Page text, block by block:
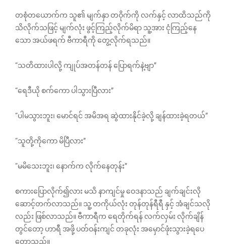
တစုံတယောက်က သူ၏ မျက်နှာ တဝိုက်ကို လက်နှင့် လာထိသည်ကို
သိလိုက်သဖြင့် မျက်လုံး ဖွင့်ကြည့်လိုက်မိရာ သူ့အား ငုံကြည့်နေ
သော အယ်ဖရက် ဗီကာရီကို တွေ့လိုက်ရသည်။
“သတိထားပါလို့ ကျုပ်အတန်တန် ပြောရက်နဲ့ဗျာ”
“ရေဒီယို စက်ကော ပါသွားပြီလား”
“ပါမသွားဘူး၊ မောင်ရင် အမိအရ ဆွဲထားနိုင်ခဲ့လို့ ချန်ထားခဲ့ရတယ်”
“သူတို့ကိုကော မိပြီလား”
“မမိသေးဘူး၊ နောက်က လိုက်နေတုန်း”
စကားပြောလိုက်၍လား မသိ နာကျင်မှု ဝေဒနာသည် ချက်ချင်းလို
ဆောင့်တက်လာသည်။ သူ့ တကိုယ်လုံး တုန်တုန်ရီရီ နှင့် အံချင်သလို
လည်း ဖြစ်လာသည်။ ဗီကာရီက ရေတိုက်ရန် လက်လှမ်း လိုက်ချိန်
တွင်တော့ ဟာရီ အဖို့ ပတ်ဝန်းကျင် တခုလုံး အမှောင်ဖုံးသွားခဲ့ရပေ
တော့သည်။